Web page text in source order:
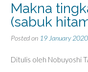
Makna
(sabuk
Posted on 19 January 2020
Ditulis oleh Nobuyoshi